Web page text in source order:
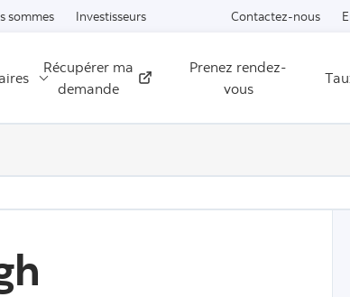
Passer au contenu
sommes Investisseurs Contactez-nous
Récupérer ma
demande
Externe
Prenez rendez-
vous